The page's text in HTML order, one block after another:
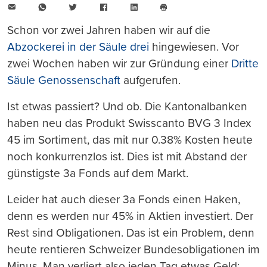
WhatsAppTwitter FacebookLinkedIn
drucken
Schon vor zwei Jahren haben wir auf die
Abzockerei in der Säule drei hingewiesen. Vor
zwei Wochen haben wir zur Gründung einer Dritte
Säule Genossenschaft aufgerufen.
Ist etwas passiert? Und ob. Die Kantonalbanken
haben neu das Produkt Swisscanto BVG 3 Index
45 im Sortiment, das mit nur 0.38% Kosten heute
noch konkurrenzlos ist. Dies ist mit Abstand der
günstigste 3a Fonds auf dem Markt.
Leider hat auch dieser 3a Fonds einen Haken,
denn es werden nur 45% in Aktien investiert. Der
Rest sind Obligationen. Das ist ein Problem, denn
heute rentieren Schweizer Bundesobligationen im